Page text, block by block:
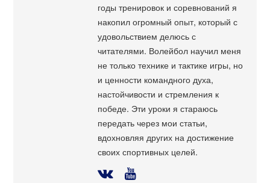
годы тренировок и соревнований я
накопил огромный опыт, который с
удовольствием делюсь с
читателями. Волейбол научил меня
не только технике и тактике игры, но
и ценности командного духа,
настойчивости и стремления к
победе. Эти уроки я стараюсь
передать через мои статьи,
вдохновляя других на достижение
своих спортивных целей.